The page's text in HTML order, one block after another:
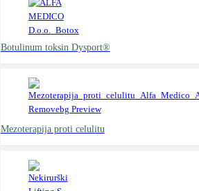
Botulinum toksin Dysport®
Mezoterapija proti celulitu